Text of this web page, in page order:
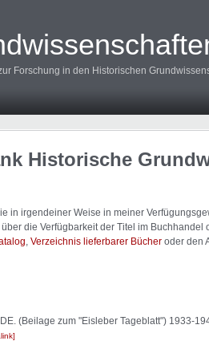
Forschung in den Historischen
Historische
in irgendeiner Weise in meiner
die Verfügbarkeit der Titel im
Verzeichnis lieferbarer Bücher oder den
(Beilage zum "Eisleber Tageblatt") 1933-